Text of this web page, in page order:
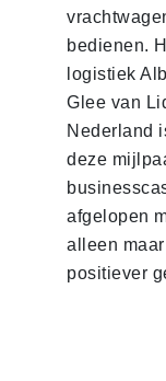
bedienen.
logistiek
Glee van
Nederland
deze
afgelopen
alleen maar
positiever